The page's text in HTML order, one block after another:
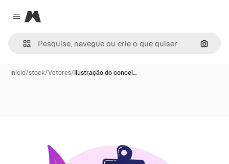
Close menu
Magnific
Início/stock/Vetores/Ilustração do concei…